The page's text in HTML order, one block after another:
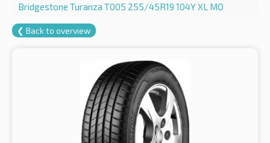
Bridgestone Turanza T005 255/45R19 104Y XL MO
❮ Back to overview